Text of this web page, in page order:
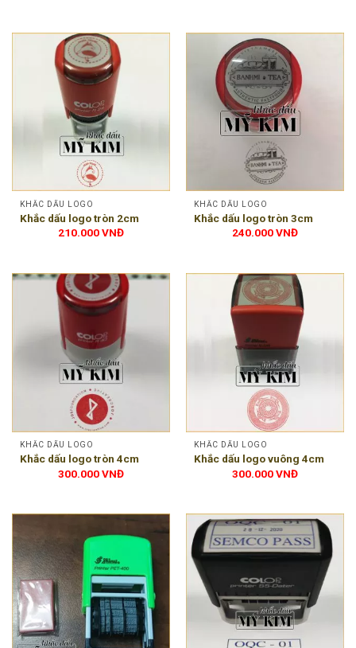
KHẮC DẤU LOGO
Khắc dấu logo tròn 2cm
210.000VNĐ
KHẮC DẤU LOGO
Khắc dấu logo tròn 3cm
240.000VNĐ
KHẮC DẤU LOGO
Khắc dấu logo tròn 4cm
300.000VNĐ
KHẮC DẤU LOGO
Khắc dấu logo vuông 4cm
300.000VNĐ